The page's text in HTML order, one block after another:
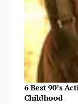
6 Best 90’s
Childhood